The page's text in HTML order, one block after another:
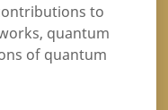
to
quantum
of quantum